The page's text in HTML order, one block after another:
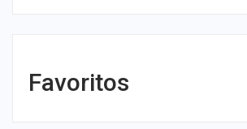
Favoritos